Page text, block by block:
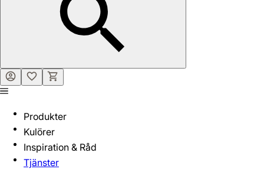
Produkter
Kulörer
Inspiration & Råd
Tjänster